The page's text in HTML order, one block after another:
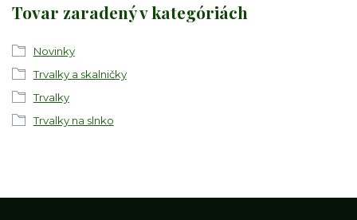
Tovar zaradený v kategóriách
Novinky
Trvalky a skalničky
Trvalky
Trvalky na slnko